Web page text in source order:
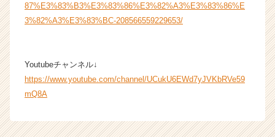
87%E3%83%B3%E3%83%86%E3%82%A3%E3%83%86%E
3%82%A3%E3%83%BC-208566559229653/
Youtubeチャンネル↓
https://www.youtube.com/channel/UCukU6EWd7yJVKbRVe59
mQ8A